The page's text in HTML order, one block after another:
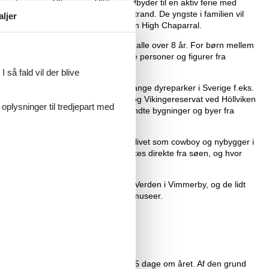
store søer Vänern og Vättern indbyder til en aktiv ferie med
ende er der en dejlig sandstrand. De yngste i familien vil
dyreparker og Wild West byen High Chaparral.
på oplevelser i trætoppene for alle over 8 år. For børn mellem
levende teater med alle de kendte personer og figurer fra
attraktioner. Der mange dyreparker i Sverige f.eks.
bl.a. Fotevikens Museum og Vikingereservat ved Höllviken
i Vimmerby. Her er alle de kendte bygninger og byer fra
For ikke at snakke om at opleve livet som cowboy og nybygger i
vand så rent, at det kan drikkes direkte fra søen, og hvor
om at besøge Astrid Lindgrens Verden i Vimmerby, og de lidt
dyreparker og spændende museer.
på siden. Dag ud og dag ind, 365 dage om året. Af den grund
så fald vil der blive
til tredjepart med